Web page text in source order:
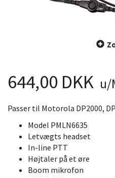
644,00 DKK u/
Passer til Motorola DP2000,
Model PMLN6635
Letvægts headset
In-line PTT
Højtaler på et øre
Boom mikrofon